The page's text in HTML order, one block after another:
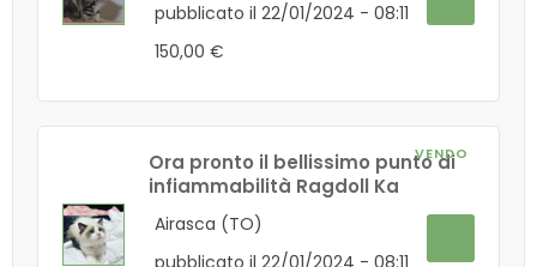
pubblicato il 22/01/2024 - 08:11
150,00 €
VENDO
Ora pronto il bellissimo punto di
infiammabilità Ragdoll Ka
Airasca (TO)
pubblicato il 22/01/2024 - 08:11